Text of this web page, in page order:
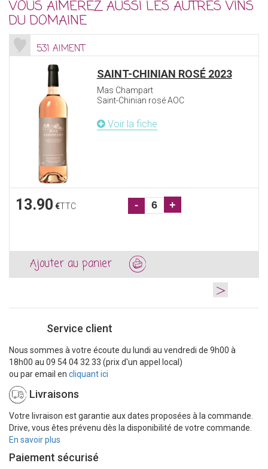
VOUS AIMEREZ AUSSI LES AUTRES VINS
DU DOMAINE
531 AIMENT
SAINT-CHINIAN ROSÉ 2023
Mas Champart
Saint-Chinian rosé AOC
Voir la fiche
13.90 €TTC - +
Ajouter au panier
>
Service client
Nous sommes à votre écoute du lundi au vendredi de 9h00 à
18h00 au 09 54 04 32 33 (prix d'un appel local)
ou par email en cliquant ici
Livraisons
Votre livraison est garantie aux dates proposées à la commande.
Drive, vous êtes prévenu dès la disponibilité de votre commande.
En savoir plus
Paiement sécurisé